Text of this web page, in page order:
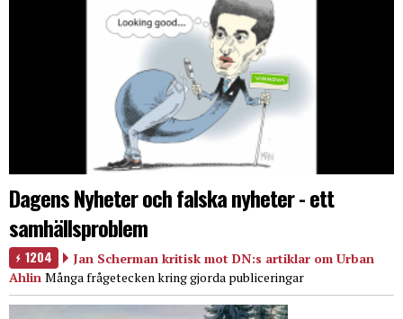
Dagens Nyheter och falska nyheter - ett
samhällsproblem
1204
Jan Scherman kritisk mot DN:s artiklar om Urban
Ahlin Många frågetecken kring gjorda publiceringar